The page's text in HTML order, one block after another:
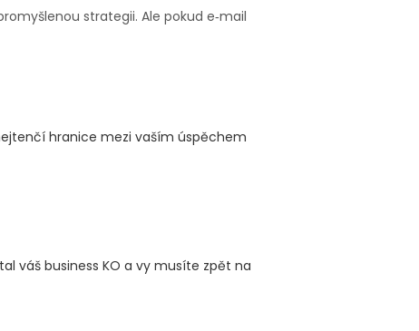
strategii. Ale pokud e‑mail
hranice mezi vaším úspěchem
váš business KO a vy musíte zpět na